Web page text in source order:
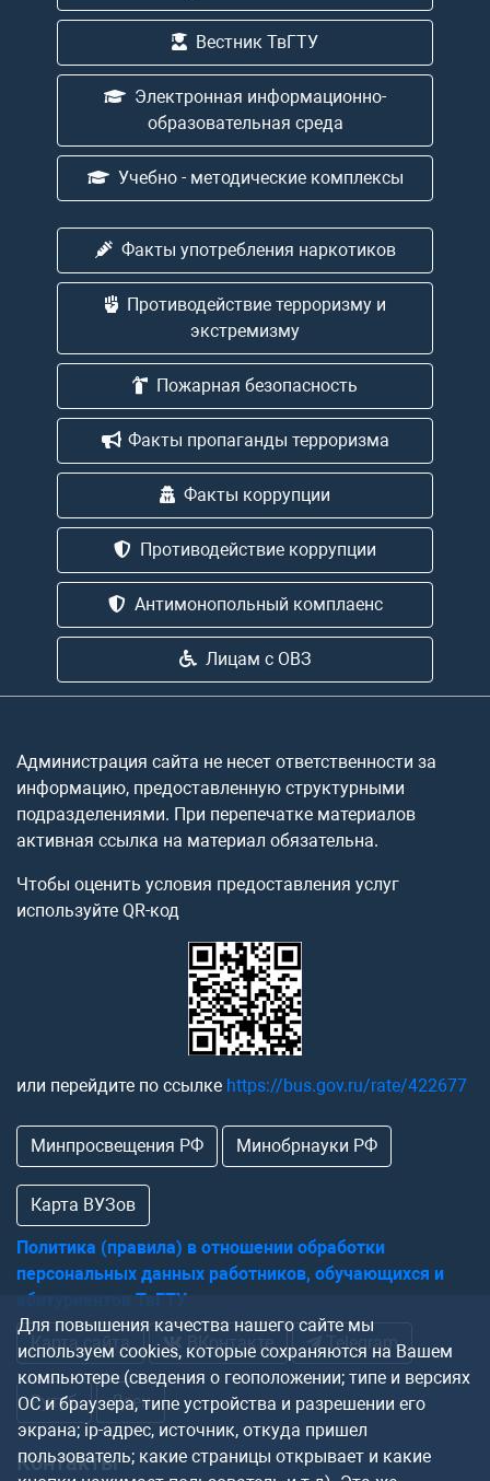
Для повышения качества нашего сайте мы
используем cookies, которые сохраняются на Вашем
компьютере (сведения о геоположении; типе и версиях
ОС и браузера, типе устройства и разрешении его
экрана; ip-адрес, источник, откуда пришел
пользователь; какие страницы открывает и какие
Вестник ТвГТУ
Электронная информационно-
образовательная среда
Учебно - методические комплексы
Факты употребления наркотиков
Противодействие терроризму и
экстремизму
Пожарная безопасность
Факты пропаганды терроризма
Факты коррупции
Противодействие коррупции
Антимонопольный комплаенс
Лицам с ОВЗ
Администрация сайта не несет ответственности за
информацию, предоставленную структурными
подразделениями. При перепечатке материалов
активная ссылка на материал обязательна.
Чтобы оценить условия предоставления услуг
используйте QR-код
или перейдите по ссылке https://bus.gov.ru/rate/422677
Минпросвещения РФ Минобрнауки РФ
Карта ВУЗов
Политика (правила) в отношении обработки
персональных данных работников, обучающихся и
абитуриентов ТвГТУ
Карта сайта ВКонтакте Telegram
Рутуб Дзен
Контакты